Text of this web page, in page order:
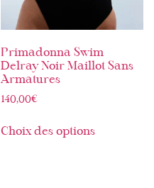
Primadonna Swim
Delray Noir Maillot Sans
Armatures
140,00€
Choix des options